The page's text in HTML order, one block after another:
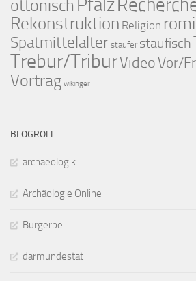
ottonisch Pfalz
Rekonstruktion Religion
Spätmittelalter staufer staufisch
Trebur/TriburVideoVor/
Vortrag wikinger
BLOGROLL
archaeologik
Archäologie Online
Burgerbe
darmundestat